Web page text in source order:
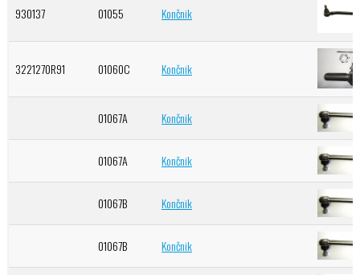
930137 01055 Končnik
3221270R91 01060C Končnik
01067A Končnik
01067A Končnik
01067B Končnik
01067B Končnik